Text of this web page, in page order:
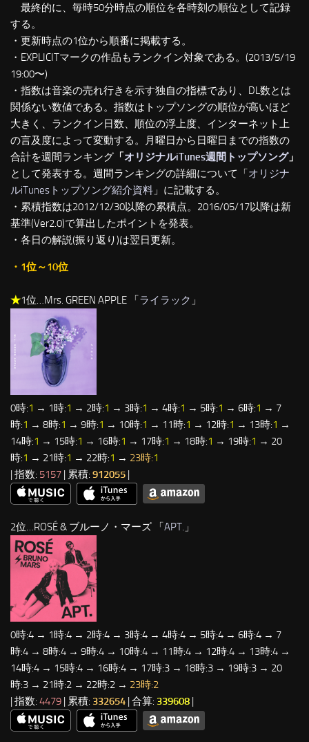
最終的に、毎時50分時点の順位を各時刻の順位として記録
する。
・更新時点の1位から順番に掲載する。
・EXPLICITマークの作品もランクイン対象である。(2013/5/19
19:00〜)
・指数は音楽の売れ行きを示す独自の指標であり、DL数とは
関係ない数値である。指数はトップソングの順位が高いほど
大きく、ランクイン日数、順位の浮上度、インターネット上
の言及度によって変動する。月曜日から日曜日までの指数の
合計を週間ランキング 「オリジナルiTunes週間トップソング」
として発表する。週間ランキングの詳細について「オリジナ
ルiTunesトップソング紹介資料 」に記載する。
・累積指数は2012/12/30以降の累積点。2016/05/17以降は新
基準(Ver2.0)で算出したポイントを発表。
・各日の解説(振り返り)は翌日更新。
・1位～10位
★1位…Mrs. GREEN APPLE 「ライラック 」
0時:1 → 1時:1 → 2時:1 → 3時:1 → 4時:1 → 5時:1 → 6時:1 → 7
時:1 → 8時:1 → 9時:1 → 10時:1 → 11時:1 → 12時:1 → 13時:1 →
14時:1 → 15時:1 → 16時:1 → 17時:1 → 18時:1 → 19時:1 → 20
時:1 → 21時:1 → 22時:1 → 23時:1
| 指数: 5157 | 累積: 912055 |
2位…ROSÉ & ブルーノ・マーズ 「APT. 」
0時:4 → 1時:4 → 2時:4 → 3時:4 → 4時:4 → 5時:4 → 6時:4 → 7
時:4 → 8時:4 → 9時:4 → 10時:4 → 11時:4 → 12時:4 → 13時:4 →
14時:4 → 15時:4 → 16時:4 → 17時:3 → 18時:3 → 19時:3 → 20
時:3 → 21時:2 → 22時:2 → 23時:2
| 指数: 4479 | 累積: 332654 | 合算: 339608 |